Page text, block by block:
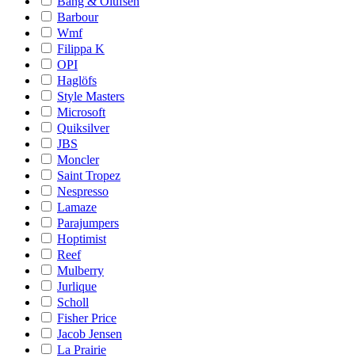
Barbour
Wmf
Filippa K
OPI
Haglöfs
Style Masters
Microsoft
Quiksilver
JBS
Moncler
Saint Tropez
Nespresso
Lamaze
Parajumpers
Hoptimist
Reef
Mulberry
Jurlique
Scholl
Fisher Price
Jacob Jensen
La Prairie